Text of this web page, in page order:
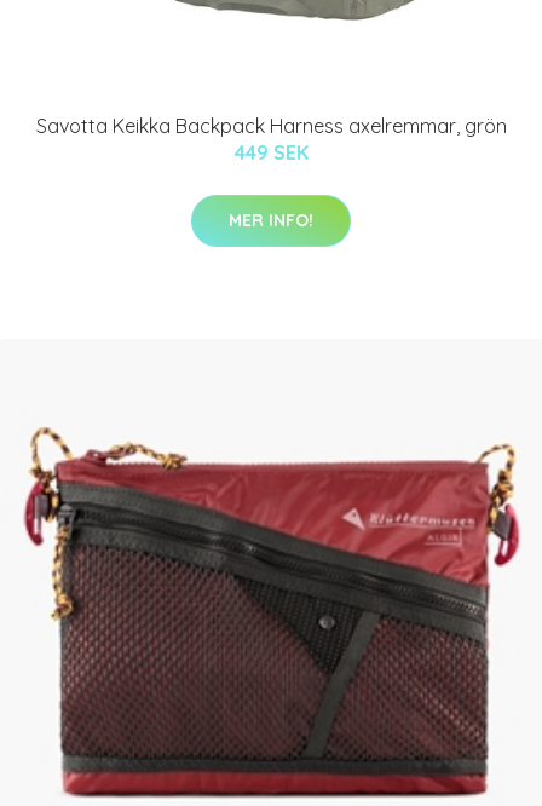
Savotta Keikka Backpack Harness axelremmar, grön
449 SEK
MER INFO!